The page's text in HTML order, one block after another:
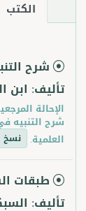
الكتب
شرح
تأليف: ابن
الإحالة
شرح التنبيه
العلمية. نسخ
طبقات
تأليف: